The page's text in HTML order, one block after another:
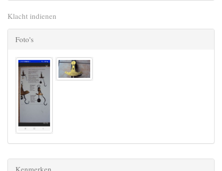
Klacht indienen
Foto's
Kenmerken